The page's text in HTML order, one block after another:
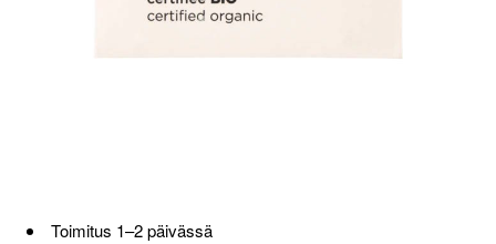
Toimitus 1–2 päivässä